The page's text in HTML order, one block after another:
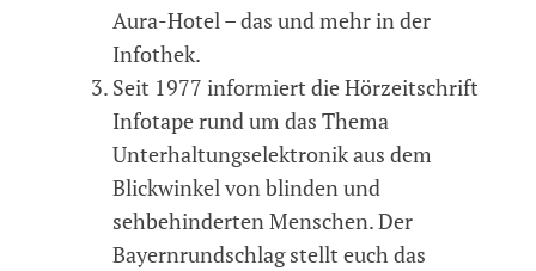
Aura-Hotel – das und mehr in der
Infothek.
Seit 1977 informiert die Hörzeitschrift
Infotape rund um das Thema
Unterhaltungselektronik aus dem
Blickwinkel von blinden und
sehbehinderten Menschen. Der
Bayernrundschlag stellt euch das